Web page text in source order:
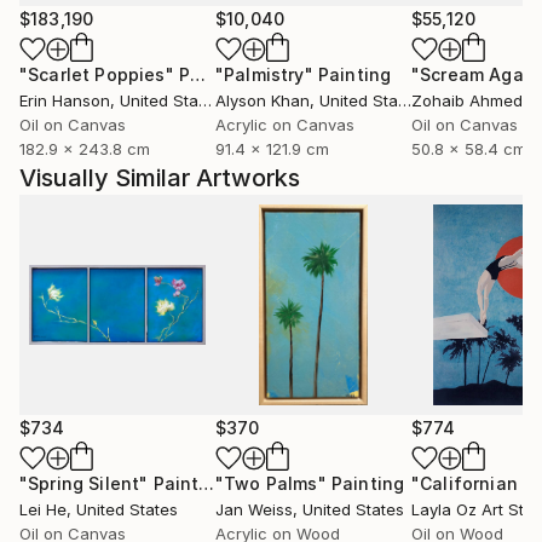
cette période que mon esprit à vraiment besoin de
création artistique.
Finalement dès 2012 ( et après une courte carrière
dans le montage de clips vidéos et dans l'artisanat
d'encadrement), je retourne à mon premier amour
qui est la peinture à l'huile sur toile dans le style
figuratif et depuis, je ne cesse de travailler cette
activité artistique qui est pour moi mon moyen
d'expression essentiel.
C'est un art assez exigeant et capricieux parfois mais
qui me donne la sensation unique d'avoir trouvé ma
Le premier grand cycle de mon travail à été d'aborder
le portrait et le corps jusqu'en 2023.
$183,190
"Scarlet Poppies" Painting
Erin Hanson, United States
Oil on Canvas
182.9 x 243.8 cm
$10,040
"Palmistry" Painting
Alyson Khan, United States
Acrylic on Canvas
91.4 x 121.9 cm
$55,120
"Scream
Zohaib Ahmed
Oil on Canvas
50.8 x 58.4 cm
Visually Similar Artworks
$734
"Spring Silent" Painting
Lei He, United States
Oil on Canvas
$370
"Two Palms" Painting
Jan Weiss, United States
Acrylic on Wood
$774
"Californian
Layla Oz Art
Oil on Wood